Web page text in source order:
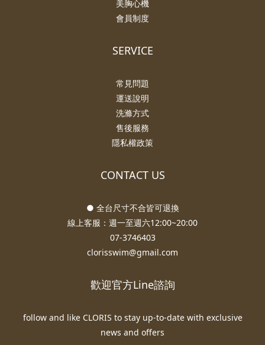
美胸心機
會員制度
SERVICE
常見問題
運送說明
洗滌方式
售後服務
隱私權政策
CONTACT US
● 全台尺寸不合皆可退換
線上客服：週一至週六12:00~20:00
07-3746403
clorisswim@gmail.com
歡迎官方Line諮詢
follow and like CLORIS to stay up-to-date with exclusive
news and offers